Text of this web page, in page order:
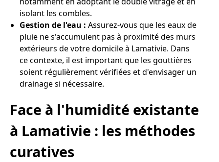
isolant les combles.
Gestion de l'eau : Assurez-vous que les eaux de
pluie ne s'accumulent pas à proximité des murs
extérieurs de votre domicile à Lamativie. Dans
ce contexte, il est important que les gouttières
soient régulièrement vérifiées et d'envisager un
drainage si nécessaire.
Face à l'humidité existante
à Lamativie : les méthodes
curatives